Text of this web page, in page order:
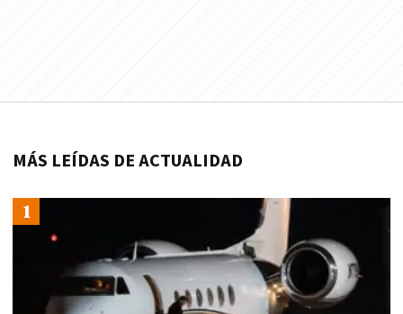
MÁS LEÍDAS DE ACTUALIDAD